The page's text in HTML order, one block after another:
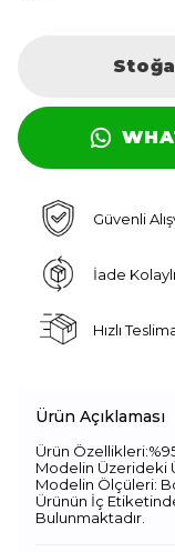
Güvenli
İade
Hızlı
Ürün Açıklaması
Ürün
Modelin Üzerideki
Modelin Ölçüleri:
Ürünün İç
Bulunmaktadır.